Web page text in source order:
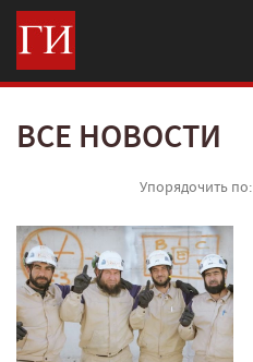
ВСЕ НОВОСТИ
Упорядочить по: